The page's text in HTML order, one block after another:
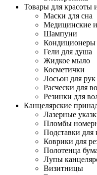
Товары для красоты
Маски для сна
Медицинские
Шампуни
Кондиционеры
Гели для душа
Жидкое мыло
Косметички
Лосьон для рук
Расчески для
Резинки для
Канцелярские
Лазерные
Пломбы
Подставки для
Коврики для
Полотенца
Лупы
Визитницы